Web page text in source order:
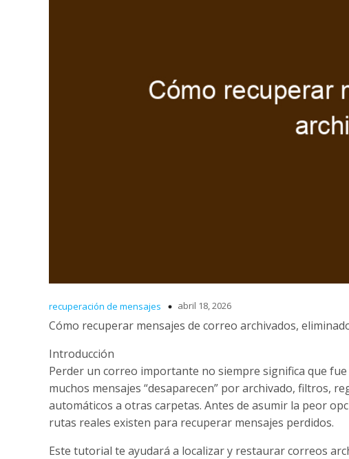
recuperación de mensajes abril 18, 2026
Cómo recuperar mensajes de correo archivados,
Introducción
Perder un correo importante no siempre significa que
muchos mensajes “desaparecen” por archivado, filtros,
automáticos a otras carpetas. Antes de asumir la peor
rutas reales existen para recuperar mensajes perdidos.
Este tutorial te ayudará a localizar y restaurar correos